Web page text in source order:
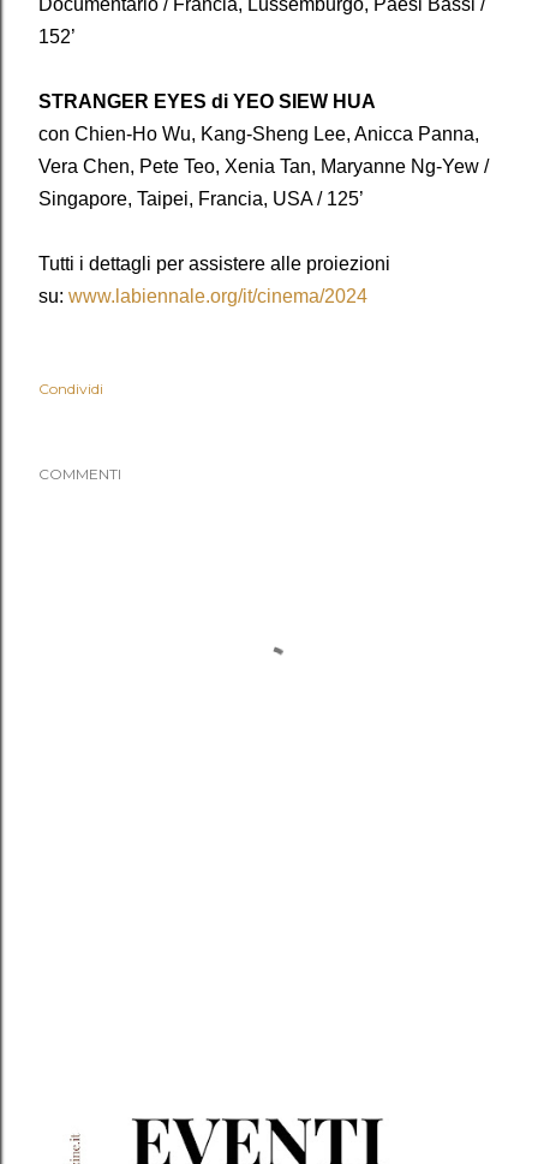
Documentario / Francia, Lussemburgo, Paesi Bassi /
152’
STRANGER EYES di YEO SIEW HUA
con Chien-Ho Wu, Kang-Sheng Lee, Anicca Panna,
Vera Chen, Pete Teo, Xenia Tan, Maryanne Ng-Yew /
Singapore, Taipei, Francia, USA / 125’
Tutti i dettagli per assistere alle proiezioni
su: www.labiennale.org/it/cinema/2024
Condividi
COMMENTI